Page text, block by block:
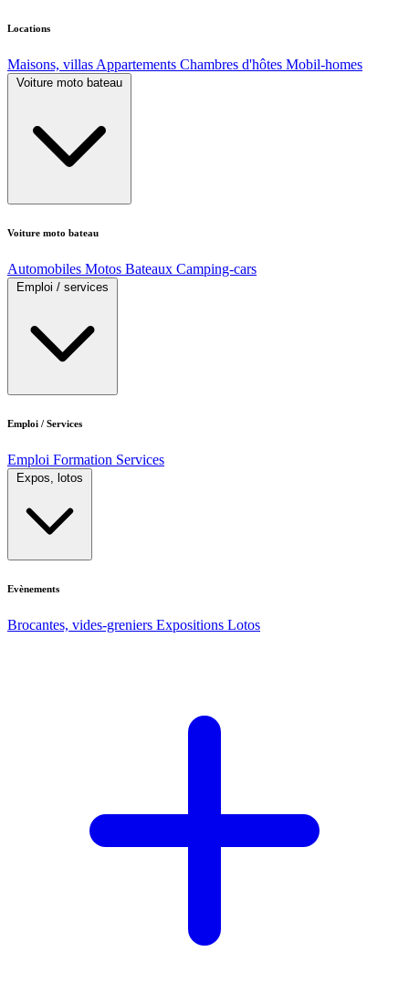
Locations
Maisons, villas Appartements Chambres d'hôtes Mobil-homes
Voiture moto bateau
Voiture moto bateau
Automobiles Motos Bateaux Camping-cars
Emploi / services
Emploi / Services
Emploi Formation Services
Expos, lotos
Evènements
Brocantes, vides-greniers Expositions Lotos